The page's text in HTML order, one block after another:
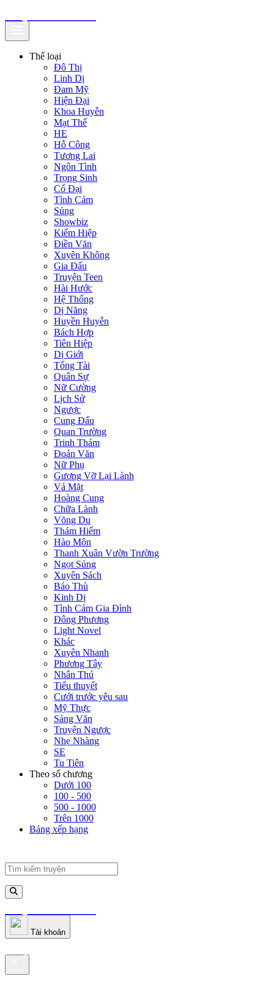
Thể loại
Đô Thị
Linh Dị
Đam Mỹ
Hiện Đại
Khoa Huyễn
Mạt Thế
HE
Hỗ Công
Tương Lai
Ngôn Tình
Trọng Sinh
Cổ Đại
Tình Cảm
Sủng
Showbiz
Kiếm Hiệp
Điền Văn
Xuyên Không
Gia Đấu
Truyện Teen
Hài Hước
Hệ Thống
Dị Năng
Huyền Huyễn
Bách Hợp
Tiên Hiệp
Dị Giới
Tổng Tài
Quân Sự
Nữ Cường
Lịch Sử
Ngược
Cung Đấu
Quan Trường
Trinh Thám
Đoản Văn
Nữ Phụ
Gương Vỡ Lại Lành
Vả Mặt
Hoàng Cung
Chữa Lành
Võng Du
Thám Hiểm
Hào Môn
Thanh Xuân Vườn Trường
Ngọt Sủng
Xuyên Sách
Báo Thù
Kinh Dị
Tình Cảm Gia Đình
Đông Phương
Light Novel
Khác
Xuyên Nhanh
Phương Tây
Nhân Thú
Tiểu thuyết
Cưới trước yêu sau
Mỹ Thực
Sảng Văn
Truyện Ngược
Nhẹ Nhàng
SE
Tu Tiên
Theo số chương
Dưới 100
100 - 500
500 - 1000
Trên 1000
Bảng xếp hạng
truyenfullz.com
Tài khoản
truyenfullz.com